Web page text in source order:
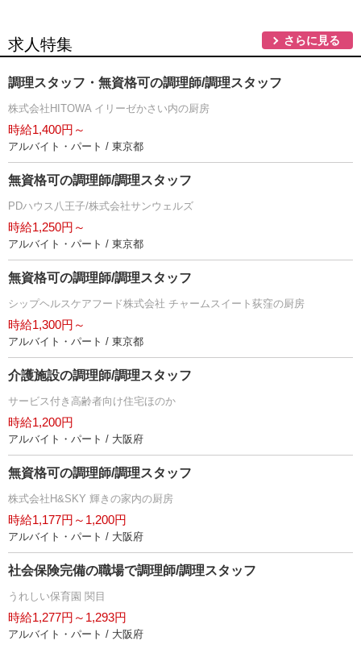
求人特集 さらに見る
調理スタッフ・無資格可の調理師/調理スタッフ
株式会社HITOWA イリーゼかさい内の厨房
時給1,400円～
アルバイト・パート / 東京都
無資格可の調理師/調理スタッフ
PDハウス八王子/株式会社サンウェルズ
時給1,250円～
アルバイト・パート / 東京都
無資格可の調理師/調理スタッフ
シップヘルスケアフード株式会社 チャームスイート荻窪の厨房
時給1,300円～
アルバイト・パート / 東京都
介護施設の調理師/調理スタッフ
サービス付き高齢者向け住宅ほのか
時給1,200円
アルバイト・パート / 大阪府
無資格可の調理師/調理スタッフ
株式会社H&SKY 輝きの家内の厨房
時給1,177円～1,200円
アルバイト・パート / 大阪府
社会保険完備の職場で調理師/調理スタッフ
うれしい保育園 関目
時給1,277円～1,293円
アルバイト・パート / 大阪府